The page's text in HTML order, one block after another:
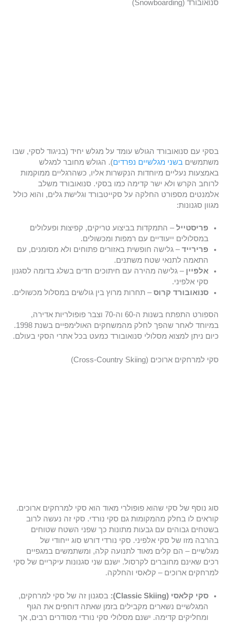
סנואובורד (Snowboarding)
בסקי עם סנואובורד הגולש עומד על מגלש יחיד (בניגוד לסקי, שבו
משתמשים בשני מגלשיים נפרדים). הגולש מחובר למגלש
באמצעות נעליים מיוחדות הנקשרות אליו, כשהרגליים ממוקמות
לרוחב הקרש ולא ישר קדימה כמו בסקי. סנואובורד משלב
אלמנטים מספורט החלקה על סקייטבורד וגלישת גלים, והוא כולל
מגוון סגנונות:
פריסטייל– התמקדות בביצוע טריקים, קפיצות ופעלולים
במסלולים ייעודיים עם רמפות ומכשולים.
פרירייד– גלישה חופשית באזורים פתוחים ולא מסומנים, עם
התאמה לתנאי שטח משתנים.
אלפיין – גלישה מהירה עם חיתוכים חדים בשלג בדומה לסגנון
סקי אלפיני.
סנואובורד קרוס– תחרות מרוץ בין גולשים במסלול מכשולים.
הספורט התפתח בשנות ה-60 וה-70 וצבר פופולריות אדירה,
במיוחד לאחר שהפך לחלק מהמשחקים האולימפיים בשנת 1998.
כיום ניתן למצוא מסלולי סנואובורד כמעט בכל אתרי הסקי בעולם.
סקי למרחקים ארוכים (Cross-Country Skiing)
סוג נוסף של סקי שהוא פופולרי מאוד הוא סקי למרחקים ארוכים.
קוראים לו בחלק מהמקומות גם סקי נורדי. סקי זה נעשה לרוב
בשטחים גבוהים עם גבעות מתונות כך שפני השטח שטוחים
בהרבה מזו של סקי אלפיני. סקי נורדי דורש סוג ייחודי של
מגלשיים – הם קלים מאוד לתנועה קלה, ומשתמשים במגפיים
רכים שאינם מחוברים לקרסול. ישנם שני סגנונות עיקריים של סקי
למרחקים ארוכים – קלאסי והחלקה.
סקי קלאסי (Classic Skiing):
בסגנון זה של סקי למרחקים,
המגלשיים נשארים מקבילים בזמן שאתה דוחפים את הגוף
ומחליקים קדימה. ישנם מסלולי סקי נורדי מסודרים רבים, אך